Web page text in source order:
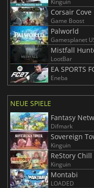
Corsair Cove
Game Boost
Palworld
Gamesplanet
Mistfall
LootBar
EA SPORTS
Eneba
NEUE SPIELE
Fantasy
Difmark
Sovereign
Kinguin
ReStory
Kinguin
Montabi
LOADED